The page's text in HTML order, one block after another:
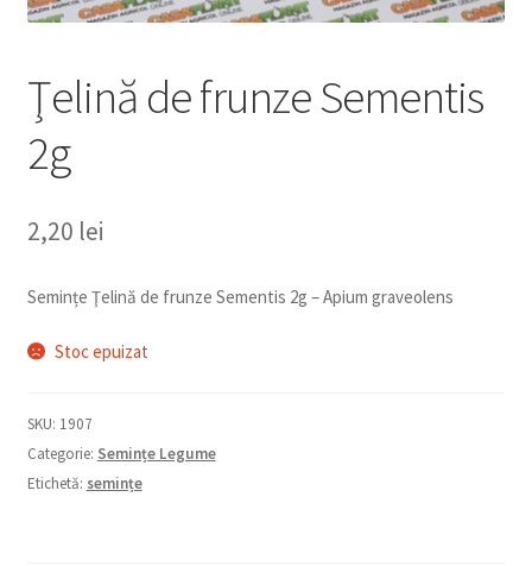
Ţelină de frunze Sementis
2g
2,20 lei
Semințe Ţelină de frunze Sementis 2g – Apium graveolens
Stoc epuizat
SKU: 1907
Categorie: Semințe Legume
Etichetă: semințe